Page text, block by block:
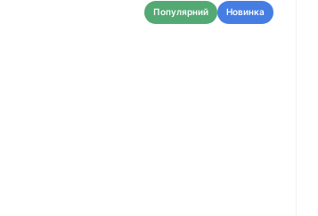
Популярний Новинка